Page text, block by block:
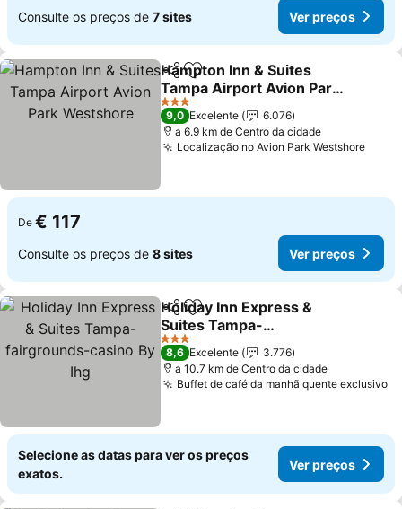
Consulte os preços de 7 sites Ver preços
PartilharAdicionar aos favoritos
Hampton Inn & Suites
Tampa Airport Avion Park
Westshore
3 Estrelas
9,0 Excelente
6.076
a 6.9 km de Centro da cidade
Localização no Avion Park Westshore
De € 117
Consulte os preços de 8 sites Ver preços
PartilharAdicionar aos favoritos
Holiday Inn Express &
Suites Tampa-
fairgrounds-casino By Ihg
3 Estrelas
8,6 Excelente
3.776
a 10.7 km de Centro da cidade
Buffet de café da manhã quente exclusivo
Selecione as datas para ver os preços
exatos.
Ver preços